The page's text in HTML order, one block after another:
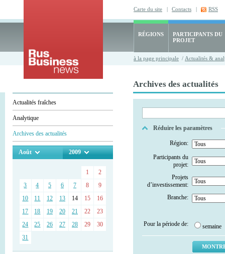
Carte du site | Contacts | RSS
RÉGIONS
PARTICIPANTS DU
PROJET
à la page principale / Actualités &
Actualités fraîches
Analytique
Archives des actualités
Août 2009
1
2
3
4 5 6 7 8
9
10
11 12 13 14 15
16
17
18 19 20 21 22
23
24
25 26 27 28 29
30
31
Archives des actualités
Réduire les paramètres
Région:
Participants du
projet:
Projets
d’investissement:
Branche:
Pour la période de: semaine